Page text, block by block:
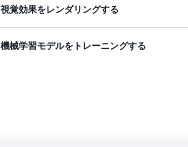
低分子のライブラリを迅速に検索して、医薬品設
視覚効果をレンダリングする
コンテンツレンダリングのワークロードを自動化
機械学習モデルをトレーニングする